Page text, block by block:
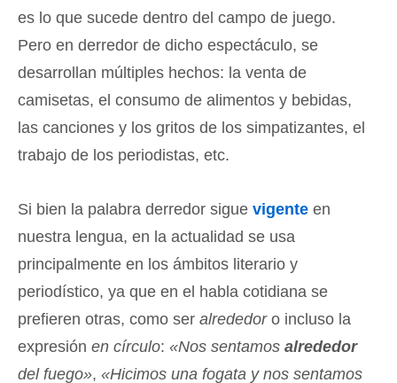
es lo que sucede dentro del campo de juego.
Pero en derredor de dicho espectáculo, se
desarrollan múltiples hechos: la venta de
camisetas, el consumo de alimentos y bebidas,
las canciones y los gritos de los simpatizantes, el
trabajo de los periodistas, etc.
Si bien la palabra derredor sigue vigente en
nuestra lengua, en la actualidad se usa
principalmente en los ámbitos literario y
periodístico, ya que en el habla cotidiana se
prefieren otras, como ser alrededoro incluso la
expresión en círculo: «Nos sentamos alrededor
del fuego», «Hicimos una fogata y nos sentamos